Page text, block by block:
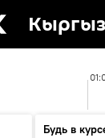
Будь в